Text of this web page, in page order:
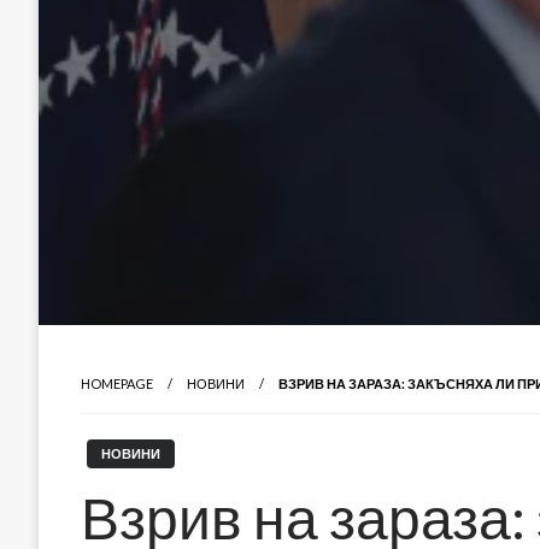
HOMEPAGE НОВИНИ ВЗРИВ НА ЗАРАЗА: ЗАКЪСНЯХА ЛИ
НОВИНИ
Взрив на